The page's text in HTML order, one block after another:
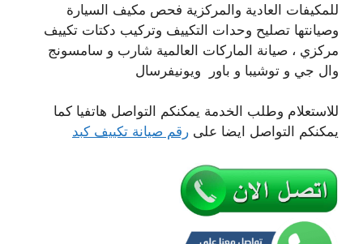
للمكيفات العادية والمركزية فحص مكيف السيارة
وصيانتها تصليح وحدات التكييف وتركيب دكتات تكييف
مركزي ، صيانة الماركات العالمية شارب و سامسونج
وال جي و توشيبا و باور ويونيفرسال
للاستعلام وطلب الخدمة يمكنكم التواصل هاتفيا كما
يمكنكم التواصل ايضا على رقم صيانة تكييف كبد